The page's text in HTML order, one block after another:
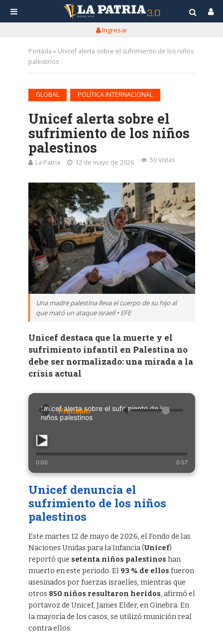
Ingresar
Portada » Unicef alerta sobre el sufrimiento de los niños
palestinos
GLOBAL POLÍTICA INTERNACIONAL
Unicef alerta sobre el
sufrimiento de los niños
palestinos
La Patria 12 de mayo de 2026 50 Vistas
Una madre palestina lleva el cuerpo de su hijo al
que mató un ataque israelí • EFE
Unicef destaca que la muerte y el
sufrimiento infantil en Palestina no
debe ser normalizado: una mirada a la
crisis actual
Unicef alerta sobre el sufrimiento de los
niños palestinos
🔈
0:00 0:57
Unicef denuncia el
sufrimiento de los niños
palestinos
Este martes 12 de mayo de 2026, el Fondo de las
Naciones Unidas para la Infancia (Unicef)
reportó que setenta niños palestinos han
muerto en este periodo. El 93 % de ellos fueron
asesinados por fuerzas israelíes, mientras que
otros 850 niños resultaron heridos, afirmó el
portavoz de Unicef, James Elder, en Ginebra. En
la mayoría de los casos, se utilizó munición real
contra ellos.